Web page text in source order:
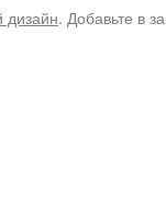
. Добавьте в